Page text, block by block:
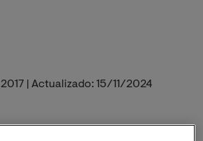
Actualizado: 15/11/2024
de la ciencia parten de un principio